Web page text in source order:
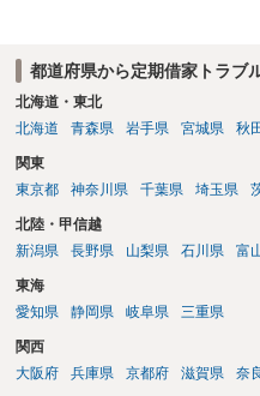
時期によっては、借地借家法で
かもしれません。 ※借地借家法
で、平成４年７月３１日以前に締
法、借地借家法のいずれであった
当事由が必要とされており、裁判
ん。 ただし、借地借家法が施行
定期借地権となっている可能性も
てください。 ※本来、借地借家
容とする特約は、借地人に不利
つの特約（①契約の更新なし、②
③建物買取請求をしない）を付け
都道府県から定期借家トラブ
北海道・東北
北海道
青森県 岩手県 宮城県 秋
関東
東京都
神奈川県 千葉県 埼玉県
北陸・甲信越
新潟県
長野県 山梨県 石川県 富
東海
愛知県
静岡県 岐阜県 三重県
関西
大阪府
兵庫県 京都府 滋賀県 奈